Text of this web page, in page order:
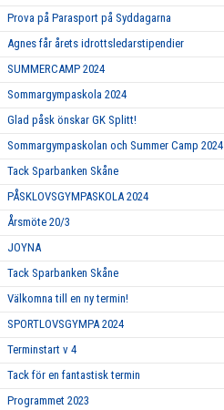
Prova på Parasport på Syddagarna
Agnes får årets idrottsledarstipendier
SUMMERCAMP 2024
Sommargympaskola 2024
Glad påsk önskar GK Splitt!
Sommargympaskolan och Summer Camp 2024
Tack Sparbanken Skåne
PÅSKLOVSGYMPASKOLA 2024
Årsmöte 20/3
JOYNA
Tack Sparbanken Skåne
Välkomna till en ny termin!
SPORTLOVSGYMPA 2024
Terminstart v 4
Tack för en fantastisk termin
Programmet 2023